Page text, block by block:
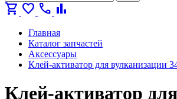
shopping_cart favorite call bar_chart
Главная
Каталог запчастей
Аксессуары
Клей-активатор для вулканизации
Клей-активатор